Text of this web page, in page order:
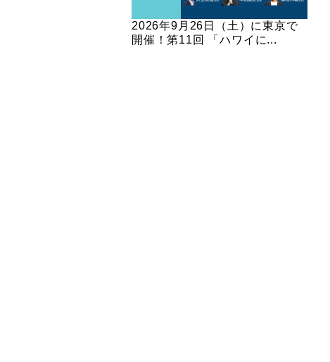
2026年9月26日（土）に東京で
開催！第11回 「ハワイに...